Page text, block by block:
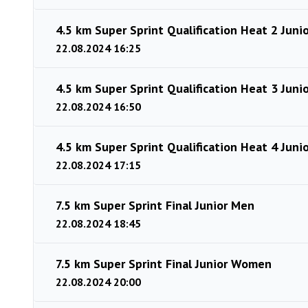
4.5 km Super Sprint Qualification Heat 2
22.08.2024 16:25
4.5 km Super Sprint Qualification Heat 3
22.08.2024 16:50
4.5 km Super Sprint Qualification Heat 4
22.08.2024 17:15
7.5 km Super Sprint Final Junior Men
22.08.2024 18:45
7.5 km Super Sprint Final Junior Women
22.08.2024 20:00